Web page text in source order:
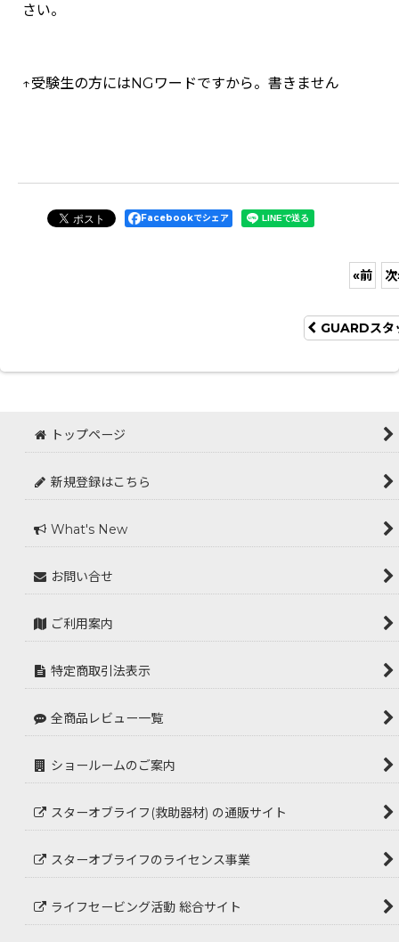
さい。
↑受験生の方にはNGワードですから。書きません
Facebookでシェア
«前 次
GUARDス
トップページ
新規登録はこちら
What's New
お問い合せ
ご利用案内
特定商取引法表示
全商品レビュー一覧
ショールームのご案内
スターオブライフ(救助器材) の通販サイト
スターオブライフのライセンス事業
ライフセービング活動 総合サイト